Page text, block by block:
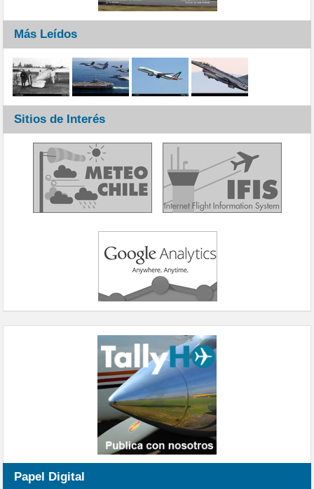
Más Leídos
Sitios de Interés
Papel Digital